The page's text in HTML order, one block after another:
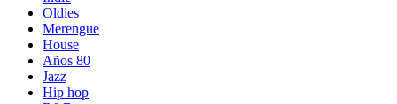
Oldies
Merengue
House
Años 80
Jazz
Hip hop